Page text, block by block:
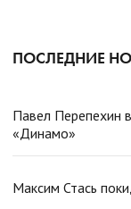
ПОСЛЕДНИЕ
Павел Перепехин
«Динамо»
Максим Стась